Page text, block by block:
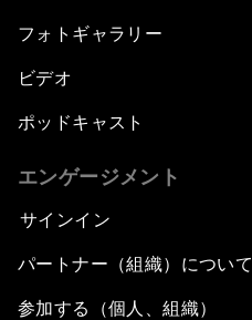
フォトギャラリー
ビデオ
ポッドキャスト
エンゲージメント
サインイン
パートナー（組織）について
参加する（個人、組織）